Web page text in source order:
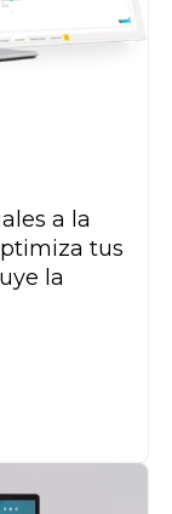
a la
tus
la